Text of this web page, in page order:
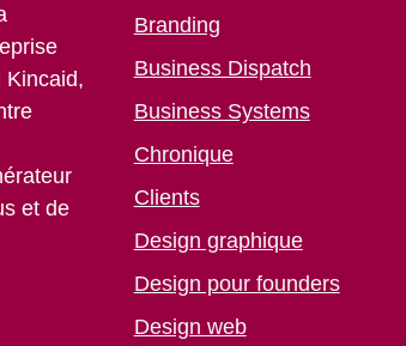
Kincaid,
et de
Branding
Business Dispatch
Business Systems
Chronique
Clients
Design graphique
Design pour founders
Design web